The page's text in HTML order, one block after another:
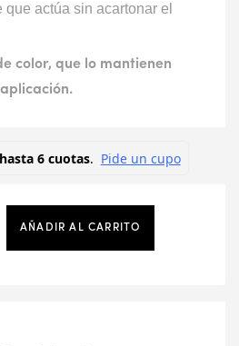
actúa sin acartonar el
color, que lo mantienen
AÑADIR AL CARRITO